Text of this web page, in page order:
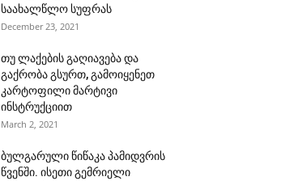
საახალწლო სუფრას
December 23, 2021
თუ ლაქების გაღიავება და
გაქრობა გსურთ, გამოიყენეთ
კარტოფილი მარტივი
ინსტრუქციით
March 2, 2021
ბულგარული წიწაკა პამიდვრის
წვენში. ისეთი გემრიელი